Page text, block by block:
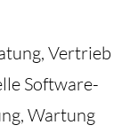
Vertrieb
Software-
Wartung